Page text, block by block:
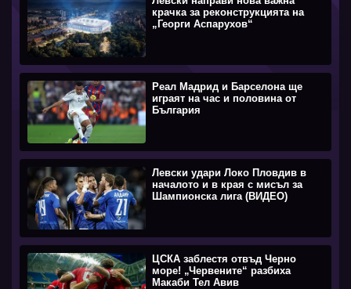
крачка за реконструкцията на
„Георги Аспарухов“
Реал Мадрид и Барселона ще
играят на час и половина от
България
Левски удари Локо Пловдив в
началото и в края с мисъл за
Шампионска лига (ВИДЕО)
ЦСКА заблестя отвъд Черно
море! „Червените“ разбиха
Макаби Тел Авив